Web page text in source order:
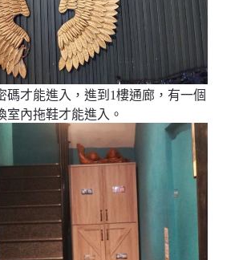
碼才能進入，進到1樓通廊，有一個
室內拖鞋才能進入。